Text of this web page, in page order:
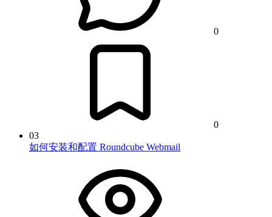
0
0
03
如何安装和配置 Roundcube Webmail